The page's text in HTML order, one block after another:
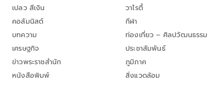
เปลว สีเงิน
คอลัมนิสต์
บทความ
เศรษฐกิจ
ข่าวพระราชสำนัก
หนังสือพิมพ์
วาไรตี้
กีฬา
ท่องเที่ยว – ศิลปวัฒนธรรม
ประชาสัมพันธ์
ภูมิภาค
สิ่งแวดล้อม